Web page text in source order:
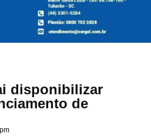
disponibilizar
de